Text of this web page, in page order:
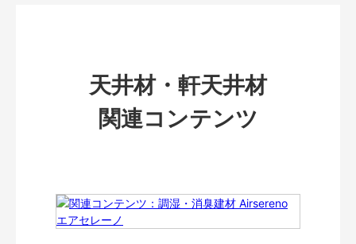
天井材・軒天井材
関連コンテンツ